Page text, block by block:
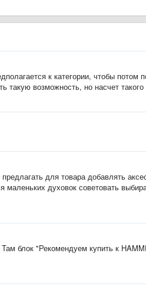
к категории, чтобы потом
такую возможность, но насчет
для товара добавлять
духовок советовать
Там блок "Рекомендуем купить к